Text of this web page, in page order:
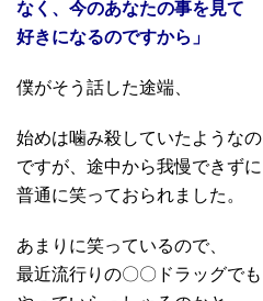
なく、今のあなたの事を見て
好きになるのですから」
僕がそう話した途端、
始めは噛み殺していたようなの
ですが、途中から我慢できずに
普通に笑っておられました。
あまりに笑っているので、
最近流行りの〇〇ドラッグでも